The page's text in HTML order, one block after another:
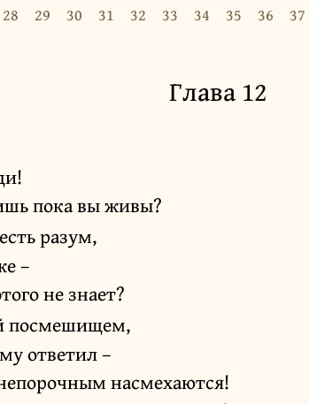
28 29 30 31 32 33 34 35 36 37
Глава 12
пока вы живы?
разум,
–
не знает?
посмешищем,
ответил –
насмехаются!